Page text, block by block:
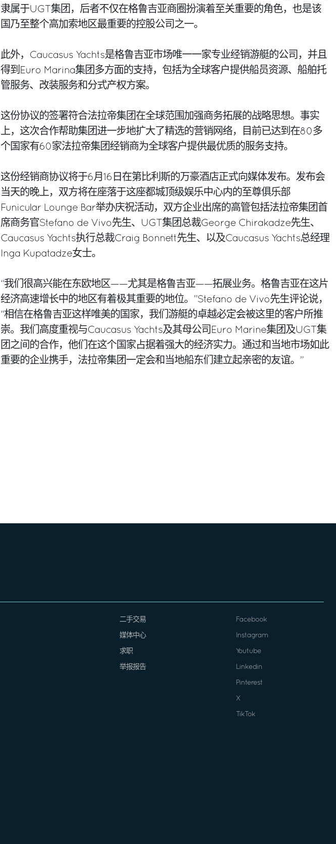
隶属于UGT集团，后者不仅在格鲁吉亚商圈扮演着至关重要的角色，也是该
国乃至整个高加索地区最重要的控股公司之一。
此外，Caucasus Yachts是格鲁吉亚市场唯一一家专业经销游艇的公司，并且
得到Euro Marina集团多方面的支持，包括为全球客户提供船员资源、船舶托
管服务、改装服务和分式产权方案。
这份协议的签署符合法拉帝集团在全球范围加强商务拓展的战略思想。事实
上，这次合作帮助集团进一步地扩大了精选的营销网络，目前已达到在80多
个国家有60家法拉帝集团经销商为全球客户提供最优质的服务支持。
这份经销商协议将于6月16日在第比利斯的万豪酒店正式向媒体发布。发布会
当天的晚上，双方将在座落于这座都城顶级娱乐中心内的至尊俱乐部
Funicular Lounge Bar举办庆祝活动，双方企业出席的高管包括法拉帝集团首
席商务官Stefano de Vivo先生、UGT集团总裁George Chirakadze先生、
Caucasus Yachts执行总裁Craig Bonnett先生、以及Caucasus Yachts总经理
Inga Kupatadze女士。
“我们很高兴能在东欧地区——尤其是格鲁吉亚——拓展业务。格鲁吉亚在这片
经济高速增长中的地区有着极其重要的地位。”Stefano de Vivo先生评论说，
“相信在格鲁吉亚这样唯美的国家，我们游艇的卓越必定会被这里的客户所推
崇。我们高度重视与Caucasus Yachts及其母公司Euro Marine集团及UGT集
团之间的合作，他们在这个国家占据着强大的经济实力。通过和当地市场如此
重要的企业携手，法拉帝集团一定会和当地船东们建立起亲密的友谊。”
二手交易
媒体中心
求职
举报报告
Facebook
Instagram
Youtube
Linkedin
Pinterest
X
TikTok